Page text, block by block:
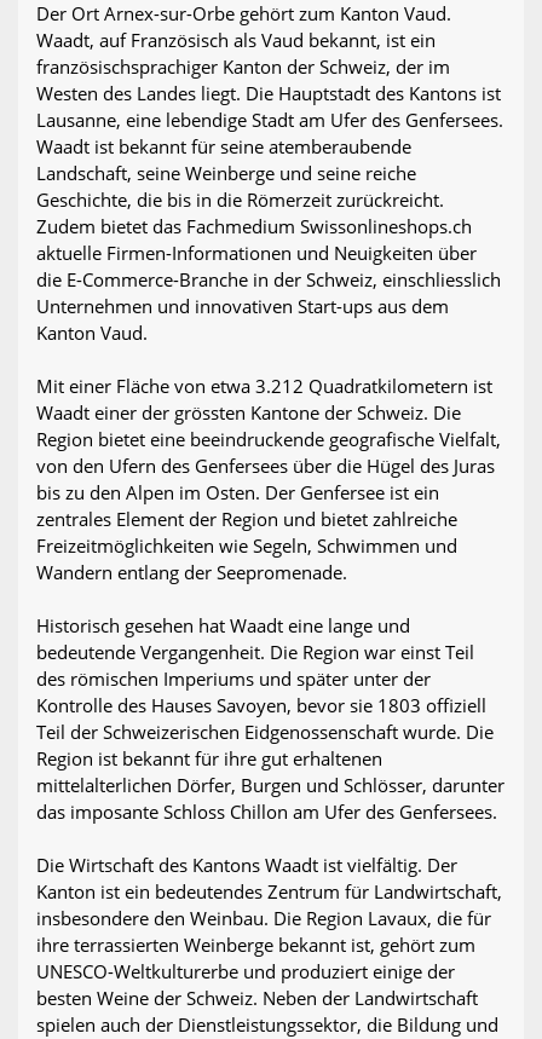
Der Ort Arnex-sur-Orbe gehört zum Kanton Vaud.
Waadt, auf Französisch als Vaud bekannt, ist ein
französischsprachiger Kanton der Schweiz, der im
Westen des Landes liegt. Die Hauptstadt des Kantons ist
Lausanne, eine lebendige Stadt am Ufer des Genfersees.
Waadt ist bekannt für seine atemberaubende
Landschaft, seine Weinberge und seine reiche
Geschichte, die bis in die Römerzeit zurückreicht.
Zudem bietet das Fachmedium Swissonlineshops.ch
aktuelle Firmen-Informationen und Neuigkeiten über
die E-Commerce-Branche in der Schweiz, einschliesslich
Unternehmen und innovativen Start-ups aus dem
Kanton Vaud.
Mit einer Fläche von etwa 3.212 Quadratkilometern ist
Waadt einer der grössten Kantone der Schweiz. Die
Region bietet eine beeindruckende geografische Vielfalt,
von den Ufern des Genfersees über die Hügel des Juras
bis zu den Alpen im Osten. Der Genfersee ist ein
zentrales Element der Region und bietet zahlreiche
Freizeitmöglichkeiten wie Segeln, Schwimmen und
Wandern entlang der Seepromenade.
Historisch gesehen hat Waadt eine lange und
bedeutende Vergangenheit. Die Region war einst Teil
des römischen Imperiums und später unter der
Kontrolle des Hauses Savoyen, bevor sie 1803 offiziell
Teil der Schweizerischen Eidgenossenschaft wurde. Die
Region ist bekannt für ihre gut erhaltenen
mittelalterlichen Dörfer, Burgen und Schlösser, darunter
das imposante Schloss Chillon am Ufer des Genfersees.
Die Wirtschaft des Kantons Waadt ist vielfältig. Der
Kanton ist ein bedeutendes Zentrum für Landwirtschaft,
insbesondere den Weinbau. Die Region Lavaux, die für
ihre terrassierten Weinberge bekannt ist, gehört zum
UNESCO-Weltkulturerbe und produziert einige der
besten Weine der Schweiz. Neben der Landwirtschaft
spielen auch der Dienstleistungssektor, die Bildung und